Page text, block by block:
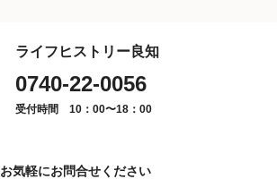
ライフヒストリー良知
0740-22-0056
受付時間 10：00〜18：00
お気軽にお問合せください